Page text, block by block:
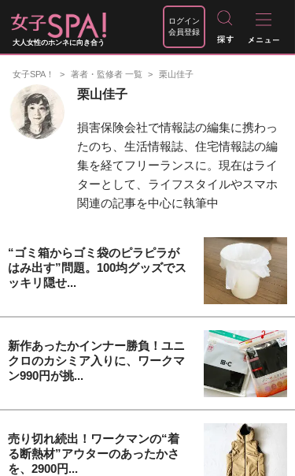
大人女性のホンネに向き合う
ログイン
会員登録
女子SPA！ 著者・監修者 一覧 栗山佳子
栗山佳子
損害保険会社で情報誌の編集に携わっ
たのち、生活情報誌、住宅情報誌の編
集を経てフリーランスに。現在はライ
ターとして、ライフスタイルやスマホ
関連の記事を中心に執筆中
“ゴミ箱からゴミ袋のピラピラが
はみ出す”問題。100均グッズでス
ッキリ隠せ...
新作あったかインナー勝負！ユニ
クロのカシミア入りに、ワークマ
ン990円が挑...
売り切れ続出！ワークマンの“着
る断熱材”アウターのあったかさ
を、2900円...